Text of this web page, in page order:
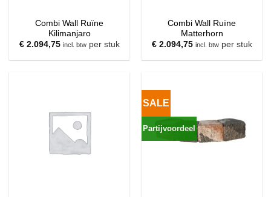
Combi Wall Ruïne
Kilimanjaro
€2.094,75 incl. btwper stuk
Combi Wall Ruïne
Matterhorn
€2.094,75 incl. btwper stuk
SALE
Partijvoordeel